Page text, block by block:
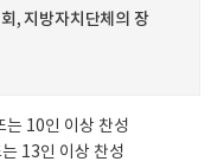
, 지방자치단체의 장
10인 이상 찬성
13인 이상 찬성